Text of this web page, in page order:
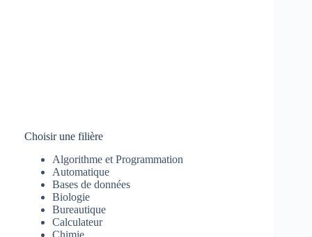
Choisir une filière
Algorithme et Programmation
Automatique
Bases de données
Biologie
Bureautique
Calculateur
Chimie